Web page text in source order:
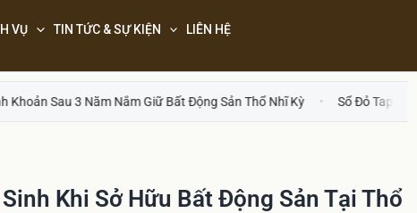
VỤ TIN TỨC & SỰ KIỆN LIÊN HỆ
Giữ Bất Động Sản Thổ Nhĩ Kỳ Sổ Đỏ Tapu Và Ghi Chú Hạn Chế
Khi Sở Hữu Bất Động Sản Tại Thổ